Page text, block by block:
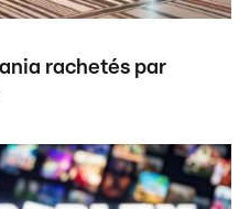
rachetés par